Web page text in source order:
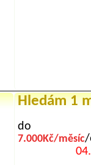
Hledám 1
do
7.000Kč/měsíc/